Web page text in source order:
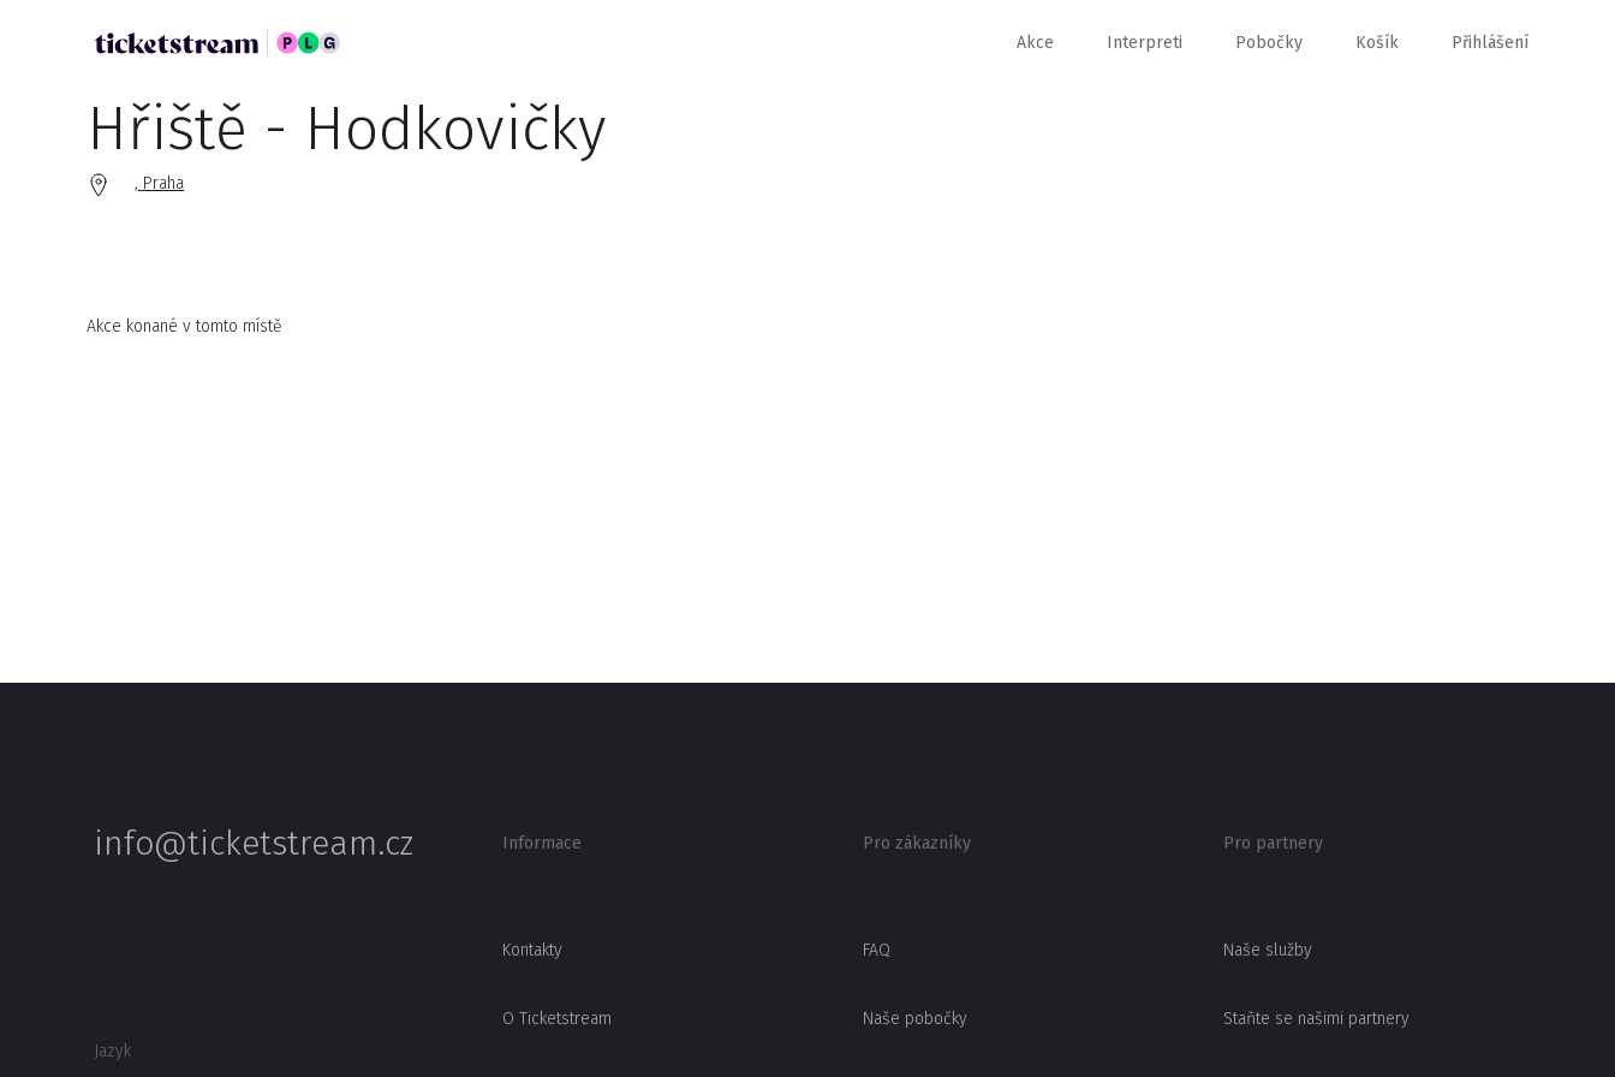
Akce Interpreti Pobočky Košík Přihlášení
Hřiště - Hodkovičky
, Praha
Akce konané v tomto místě
info@ticketstream.cz
Jazyk
Informace
Kontakty
O Ticketstream
Pro zákazníky
FAQ
Naše pobočky
Pro partnery
Naše služby
Staňte se našimi partnery